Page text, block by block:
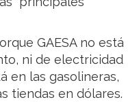
GAESA no está
ni de electricidad
en las gasolineras,
tiendas en dólares.